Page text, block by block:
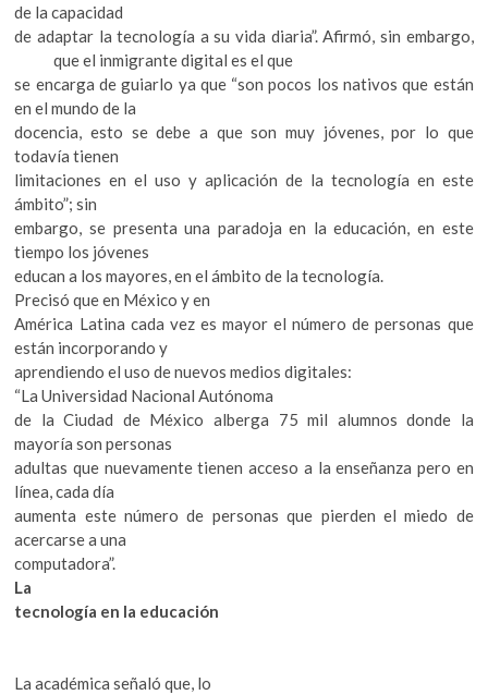
de la capacidad
de adaptar la tecnología a su vida diaria”. Afirmó, sin embargo,
que el inmigrante digital es el que
se encarga de guiarlo ya que “son pocos los nativos que están
en el mundo de la
docencia, esto se debe a que son muy jóvenes, por lo que
todavía tienen
limitaciones en el uso y aplicación de la tecnología en este
ámbito”; sin
embargo, se presenta una paradoja en la educación, en este
tiempo los jóvenes
educan a los mayores, en el ámbito de la tecnología.
Precisó que en México y en
América Latina cada vez es mayor el número de personas que
están incorporando y
aprendiendo el uso de nuevos medios digitales:
“La Universidad Nacional Autónoma
de la Ciudad de México alberga 75 mil alumnos donde la
mayoría son personas
adultas que nuevamente tienen acceso a la enseñanza pero en
línea, cada día
aumenta este número de personas que pierden el miedo de
acercarse a una
computadora”.
La
tecnología en la educación
La académica señaló que, lo